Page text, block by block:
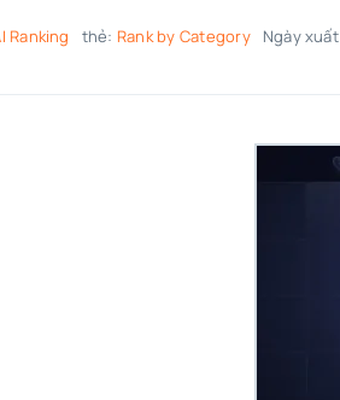
Ranking thẻ: Rank by Category Ngày